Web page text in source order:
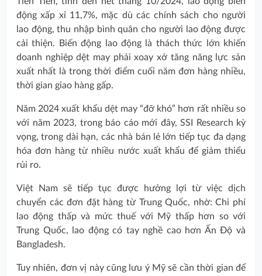
động xấp xỉ 11,7%, mặc dù các chính sách cho người
lao động, thu nhập bình quân cho người lao động được
cải thiện. Biến động lao động là thách thức lớn khiến
doanh nghiệp dệt may phải xoay xở tăng năng lực sản
xuất nhất là trong thời điểm cuối năm đơn hàng nhiều,
thời gian giao hàng gấp.
Năm 2024 xuất khẩu dệt may “đỡ khó” hơn rất nhiều so
với năm 2023, trong báo cáo mới đây, SSI Research kỳ
vọng, trong dài hạn, các nhà bán lẻ lớn tiếp tục đa dạng
hóa đơn hàng từ nhiều nước xuất khẩu để giảm thiểu
rủi ro.
Việt Nam sẽ tiếp tục được hưởng lợi từ việc dịch
chuyển các đơn đặt hàng từ Trung Quốc, nhờ: Chi phí
lao động thấp và mức thuế với Mỹ thấp hơn so với
Trung Quốc, lao động có tay nghề cao hơn Ấn Độ và
Bangladesh.
Tuy nhiên, đơn vị này cũng lưu ý Mỹ sẽ cần thời gian để